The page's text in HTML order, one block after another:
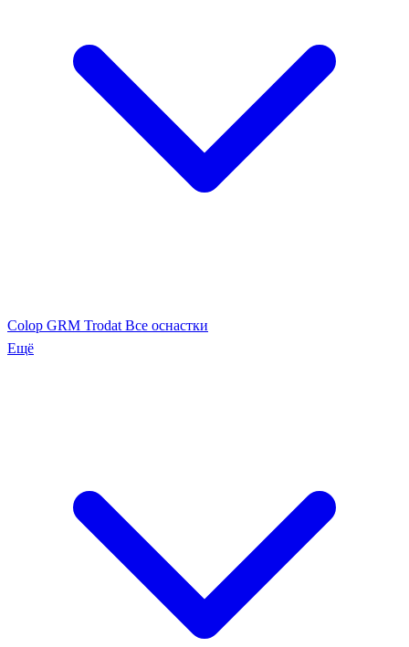
Colop GRM Trodat Все оснастки
Ещё